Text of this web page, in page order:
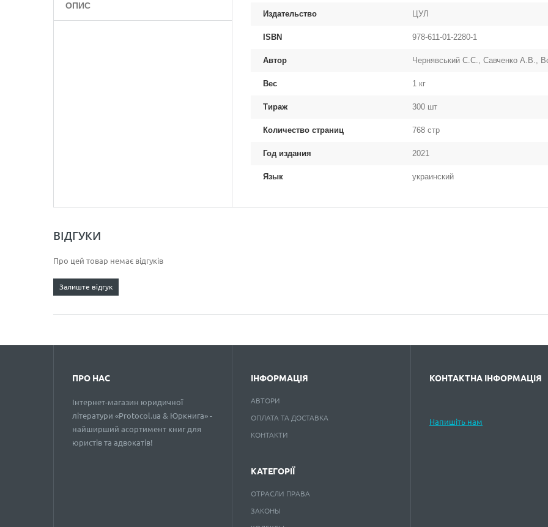
ОПИС
Издательство ЦУЛ
ISBN 978-611-01-2280-1
Автор Чернявський С.С., Савченко А.В.,
Вес 1 кг
Тираж 300 шт
Количество страниц 768 стр
Год издания 2021
Язык украинский
ВІДГУКИ
Про цей товар немає відгуків
Залиште відгук
ПРО НАС
Інтернет-магазин юридичної
літератури «Protocol.ua & Юркнига» -
найширший асортимент книг для
юристів та адвокатів!
ІНФОРМАЦІЯ
АВТОРИ
ОПЛАТА ТА ДОСТАВКА
КОНТАКТИ
КАТЕГОРІЇ
ОТРАСЛИ ПРАВА
ЗАКОНЫ
КОНТАКТНА ІНФОРМАЦІЯ
Напишіть нам